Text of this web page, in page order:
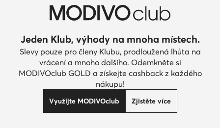
Jeden Klub, výhody na mnoha místech.
Slevy pouze pro členy Klubu, prodloužená lhůta na
vrácení a mnoho dalšího. Odemkněte si
MODIVOclub GOLD a získejte cashback z každého
nákupu!
Využijte MODIVOclub Zjistěte více